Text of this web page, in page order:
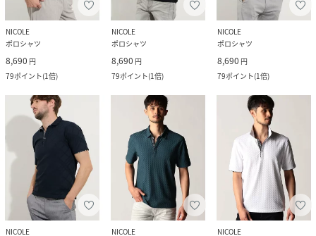
NICOLE
ポロシャツ
8,690 円
79ポイント(1倍)
NICOLE
ポロシャツ
8,690 円
79ポイント(1倍)
NICOLE
ポロシャツ
8,690 円
79ポイント(1倍)
NICOLE NICOLE NICOLE